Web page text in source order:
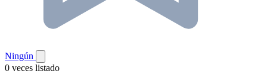
Ningún
0 veces listado